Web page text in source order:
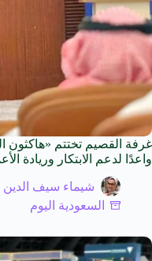
واعدًا لدعم الابتكار وريادة
شيماء سيف الدين
السعودية اليوم